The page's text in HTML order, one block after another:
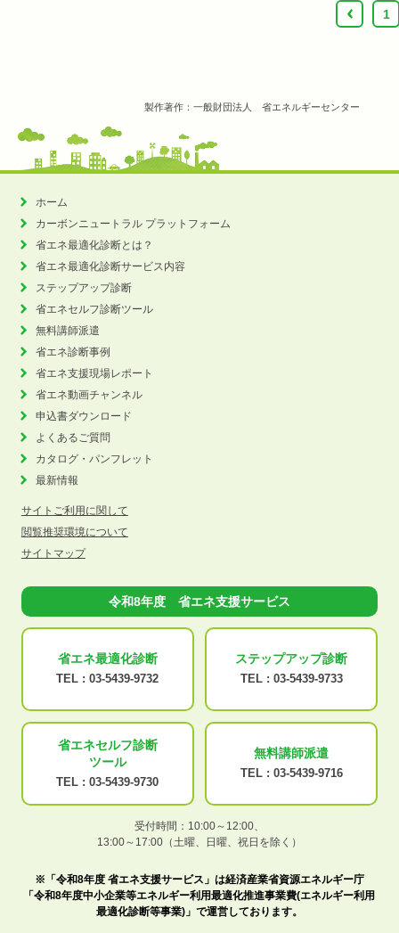
‹ 1
製作著作：一般財団法人 省エネルギーセンター
ホーム
カーボンニュートラル プラットフォーム
省エネ最適化診断とは？
省エネ最適化診断サービス内容
ステップアップ診断
省エネセルフ診断ツール
無料講師派遣
省エネ診断事例
省エネ支援現場レポート
省エネ動画チャンネル
申込書ダウンロード
よくあるご質問
カタログ・パンフレット
最新情報
サイトご利用に関して
閲覧推奨環境について
サイトマップ
令和8年度 省エネ支援サービス
省エネ最適化診断
TEL : 03-5439-9732
ステップアップ診断
TEL : 03-5439-9733
省エネセルフ診断
ツール
TEL : 03-5439-9730
無料講師派遣
TEL : 03-5439-9716
受付時間：10:00～12:00、
13:00～17:00（土曜、日曜、祝日を除く）
※「令和8年度 省エネ支援サービス」は経済産業省資源エネルギー庁
「令和8年度中小企業等エネルギー利用最適化推進事業費(エネルギー利用
最適化診断等事業)」で運営しております。